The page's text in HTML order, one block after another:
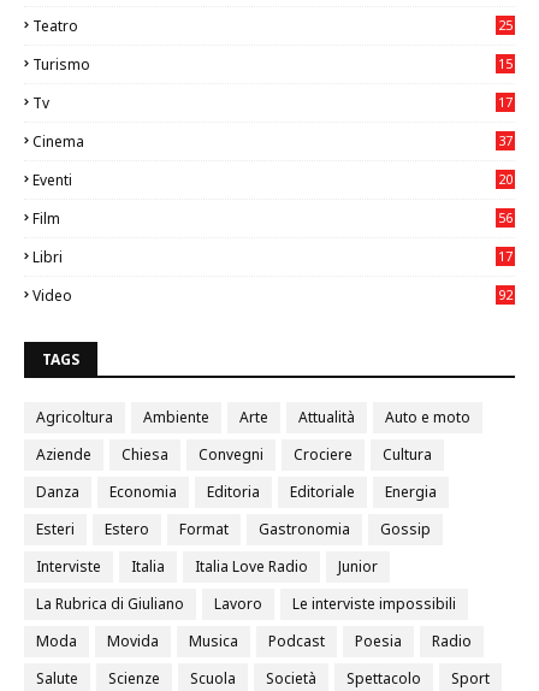
Teatro
25
Turismo
15
Tv
17
Cinema
37
Eventi
20
Film
56
Libri
17
Video
92
TAGS
Agricoltura Ambiente Arte Attualità
Auto e moto
Aziende
Chiesa Convegni Crociere
Cultura
Danza
Economia Editoria Editoriale
Energia
Esteri
Estero Format Gastronomia
Gossip
Interviste
Italia Italia Love Radio
Junior
La Rubrica di Giuliano
Lavoro
Le interviste impossibili
Moda
Movida Musica Podcast Poesia
Radio
Salute
Scienze Scuola Società Spettacolo
Sport